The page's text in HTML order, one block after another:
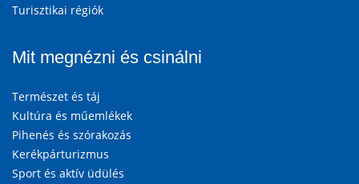
Turisztikai régiók
Mit megnézni és csinálni
Természet és táj
Kultúra és műemlékek
Pihenés és szórakozás
Kerékpárturizmus
Sport és aktív üdülés